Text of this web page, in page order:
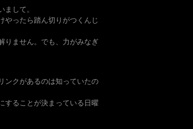
して。
やったら踏ん切りがつくんじ
りません。でも、力がみなぎ
ンクがあるのは知っていたの
することが決まっている日曜